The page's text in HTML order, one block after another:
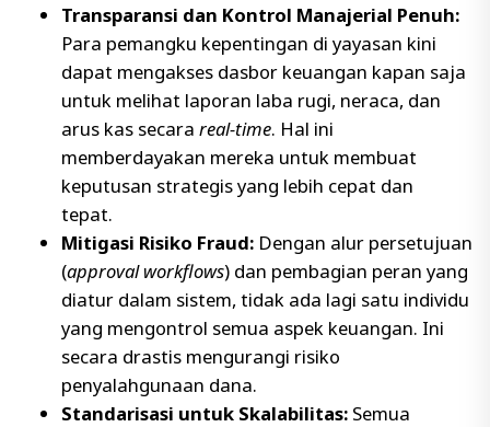
Transparansi dan Kontrol Manajerial Penuh:
Para pemangku kepentingan di yayasan kini
dapat mengakses dasbor keuangan kapan saja
untuk melihat laporan laba rugi, neraca, dan
arus kas secara real-time. Hal ini
memberdayakan mereka untuk membuat
keputusan strategis yang lebih cepat dan
tepat.
Mitigasi Risiko Fraud: Dengan alur persetujuan
(approval workflows) dan pembagian peran yang
diatur dalam sistem, tidak ada lagi satu individu
yang mengontrol semua aspek keuangan. Ini
secara drastis mengurangi risiko
penyalahgunaan dana.
Standarisasi untuk Skalabilitas: Semua